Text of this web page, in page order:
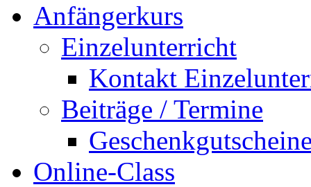
Anfängerkurs
Einzelunterricht
Kontakt
Beiträge / Termine
Online-Class